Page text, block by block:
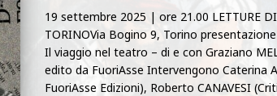
19 settembre 2025 | ore 21.00 LETTURE DI
TORINOVia Bogino 9, Torino
Il viaggio nel teatro – di e con Graziano
edito da FuoriAsse Intervengono Caterina
FuoriAsse Edizioni), Roberto CANAVESI